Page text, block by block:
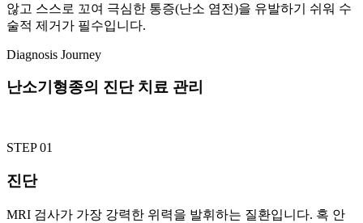
않고 스스로 꼬여 극심한 통증(난소 염전)을 유발하기 쉬워 수
술적 제거가 필수입니다.
Diagnosis Journey
난소기형종의 진단 치료 관리
STEP 01
진단
MRI 검사가 가장 강력한 위력을 발휘하는 질환입니다. 혹 안